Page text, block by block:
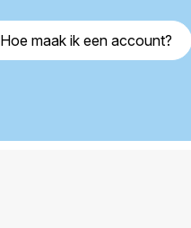
Hoe maak ik een account?